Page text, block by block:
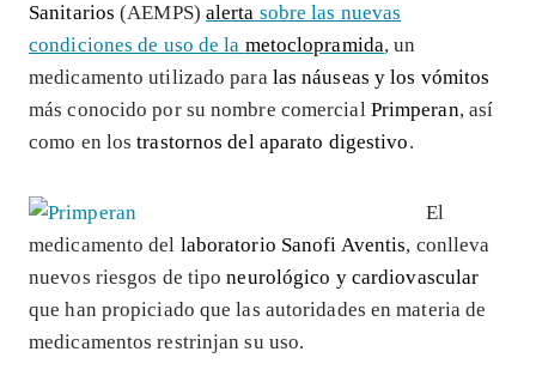
Sanitarios (AEMPS) alerta sobre las nuevas
condiciones de uso de la metoclopramida, un
medicamento utilizado para las náuseas y los vómitos
más conocido por su nombre comercial Primperan, así
como en lostrastornos del aparato digestivo.
El
medicamento del laboratorio Sanofi Aventis, conlleva
nuevos riesgos de tiponeurológico y cardiovascular
que han propiciado que las autoridades en materia de
medicamentos restrinjan su uso.